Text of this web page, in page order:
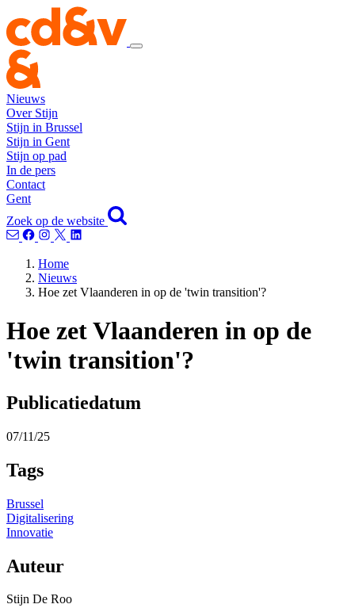
Nieuws
Over Stijn
Stijn in Brussel
Stijn in Gent
Stijn op pad
In de pers
Contact
Gent
Zoek op de website
Home
Nieuws
Hoe zet Vlaanderen in op de 'twin transition'?
Hoe zet Vlaanderen in op de
'twin transition'?
Publicatiedatum
07/11/25
Tags
Brussel
Digitalisering
Innovatie
Auteur
Stijn De Roo